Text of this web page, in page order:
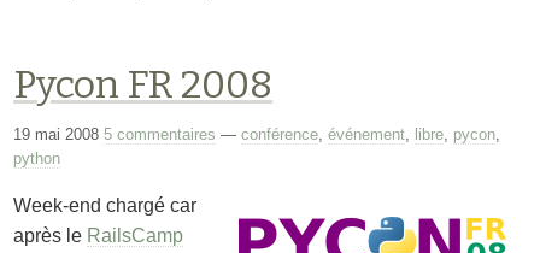
Pycon FR 2008
19 mai 20085 commentaires —conférence ,événement libre pycon
python
Week-end chargé car
après le RailsCamp